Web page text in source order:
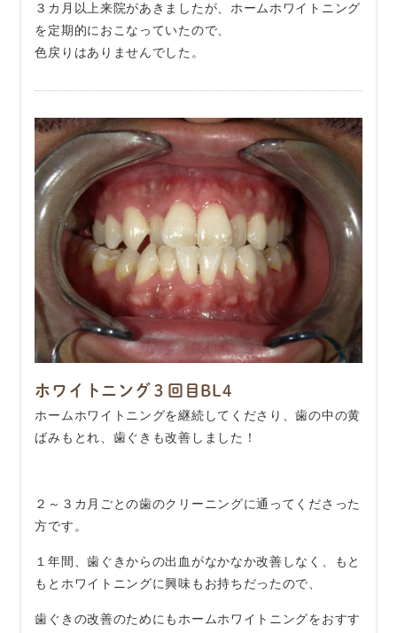
３カ月以上来院があきましたが、ホームホワイトニング
を定期的におこなっていたので、
色戻りはありませんでした。
ホワイトニング３回目BL4
ホームホワイトニングを継続してくださり、歯の中の黄
ばみもとれ、歯ぐきも改善しました！
２～３カ月ごとの歯のクリーニングに通ってくださった
方です。
１年間、歯ぐきからの出血がなかなか改善しなく、もと
もとホワイトニングに興味もお持ちだったので、
歯ぐきの改善のためにもホームホワイトニングをおすす